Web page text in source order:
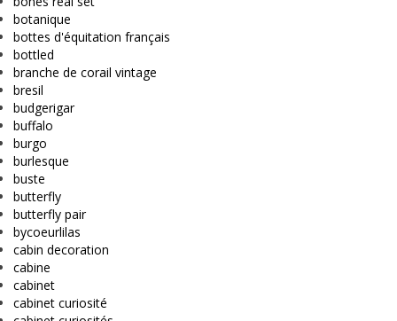
botanique
bottes d'équitation français
bottled
branche de corail vintage
bresil
budgerigar
buffalo
burgo
burlesque
buste
butterfly
butterfly pair
bycoeurlilas
cabin decoration
cabine
cabinet
cabinet curiosité